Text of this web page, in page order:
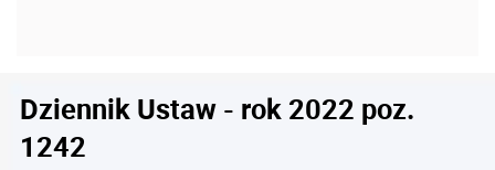
Dziennik Ustaw - rok 2022 poz.
1242